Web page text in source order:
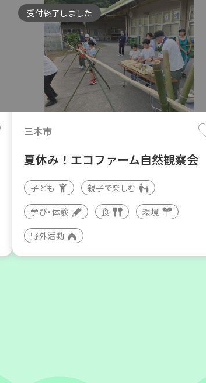
学び・体験 平和・防災
2026 年
24日(木)
神戸市東灘区
受付終了しました
三木市
夏休み！エコファーム自然観察会
子ども 親子で楽しむ
学び・体験 食 環境
野外活動